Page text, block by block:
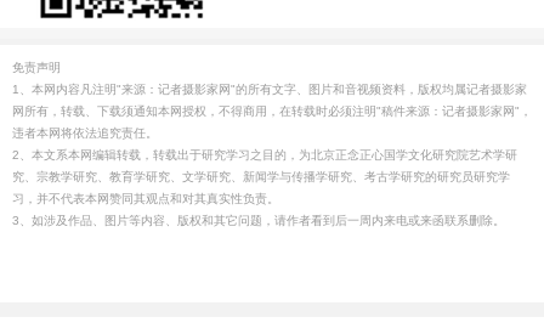
免责声明
1、本网内容凡注明"来源：记者摄影家网"的所有文字、图片和音视频资料，版权均属记者摄影家
网所有，转载、下载须通知本网授权，不得商用，在转载时必须注明"稿件来源：记者摄影家网"，
违者本网将依法追究责任。
2、本文系本网编辑转载，转载出于研究学习之目的，为北京正念正心国学文化研究院艺术学研
究、宗教学研究、教育学研究、文学研究、新闻学与传播学研究、考古学研究的研究员研究学
习，并不代表本网赞同其观点和对其真实性负责。
3、如涉及作品、图片等内容、版权和其它问题，请作者看到后一周内来电或来函联系删除。